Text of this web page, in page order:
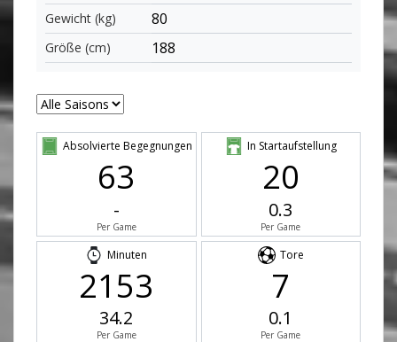
Gewicht (kg) 80
Größe (cm) 188
Absolvierte Begegnungen
63
-
Per Game
In Startaufstellung
20
0.3
Per Game
Minuten
2153
34.2
Per Game
Tore
7
0.1
Per Game